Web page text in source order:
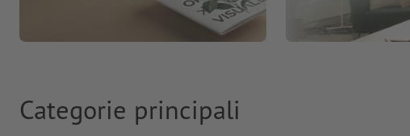
Categorie principali